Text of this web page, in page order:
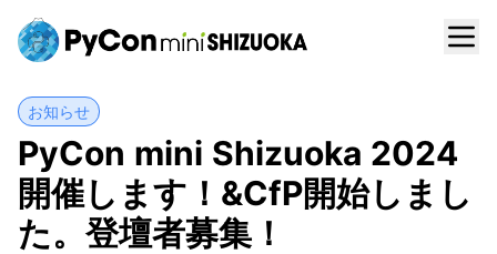
お知らせ
PyCon mini Shizuoka 2024
開催します！&CfP開始しまし
た。登壇者募集！